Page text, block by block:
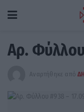
Αρ.
Αναρτήθηκε από